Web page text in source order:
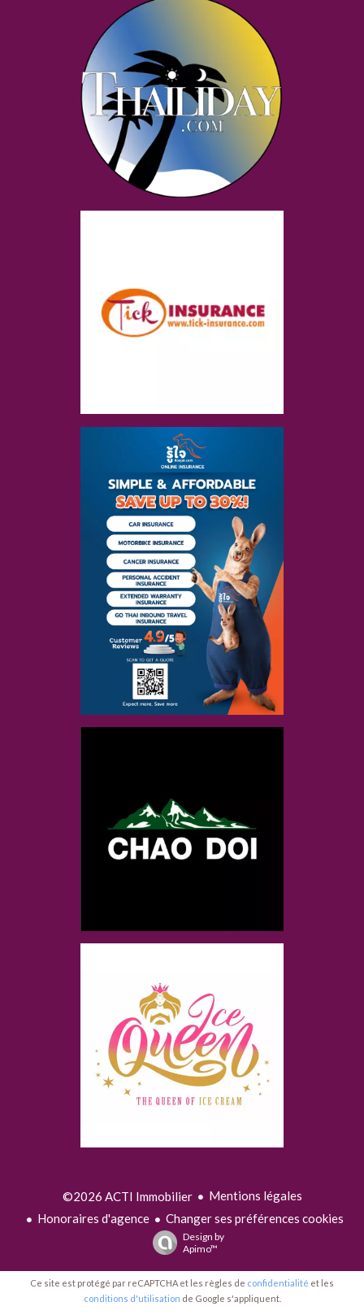
©2026 ACTI Immobilier
Mentions légales
Honoraires d'agence
Changer ses préférences cookies
Design by
Apimo™
Ce site est protégé par reCAPTCHA et les règles de confidentialité et les
conditions d'utilisation de Google s'appliquent.